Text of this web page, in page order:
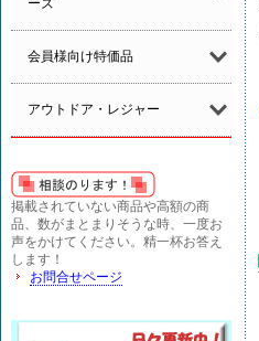
ーズ
会員様向け特価品
アウトドア・レジャー
掲載されていない商品や高額の商
品、数がまとまりそうな時、一度お
声をかけてください。精一杯お答え
します！
お問合せページ